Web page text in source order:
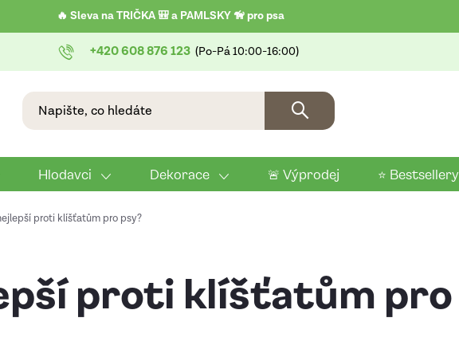
🔥 Sleva na TRIČKA 🎒 a PAMLSKY 🦮 pro psa
+420 608 876 123
Hlodavci Dekorace 🚨 Výprodej ⭐ Bestsellery
proti klíšťatům pro psy?
proti klíšťatům pro